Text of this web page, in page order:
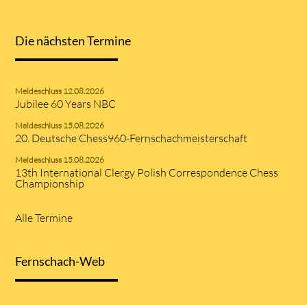
Die nächsten Termine
Meldeschluss 12.08.2026
Jubilee 60 Years NBC
Meldeschluss 15.08.2026
20. Deutsche Chess960-Fernschachmeisterschaft
Meldeschluss 15.08.2026
13th International Clergy Polish Correspondence Chess
Championship
Alle Termine
Fernschach-Web